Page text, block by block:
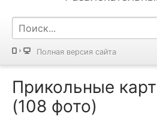
Полная версия сайта
Прикольные
(108 фото)